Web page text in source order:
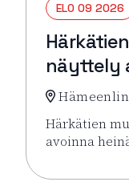
ELO 09 2026
näyttely
Härkätien
avoinna
Lue lisää